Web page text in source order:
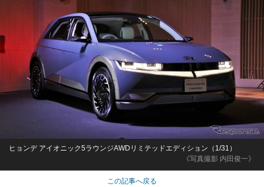
《写真撮影 内田俊一》
ヒョンデ アイオニック5ラウンジAWDリミテッドエディション（1/31）
この記事へ戻る